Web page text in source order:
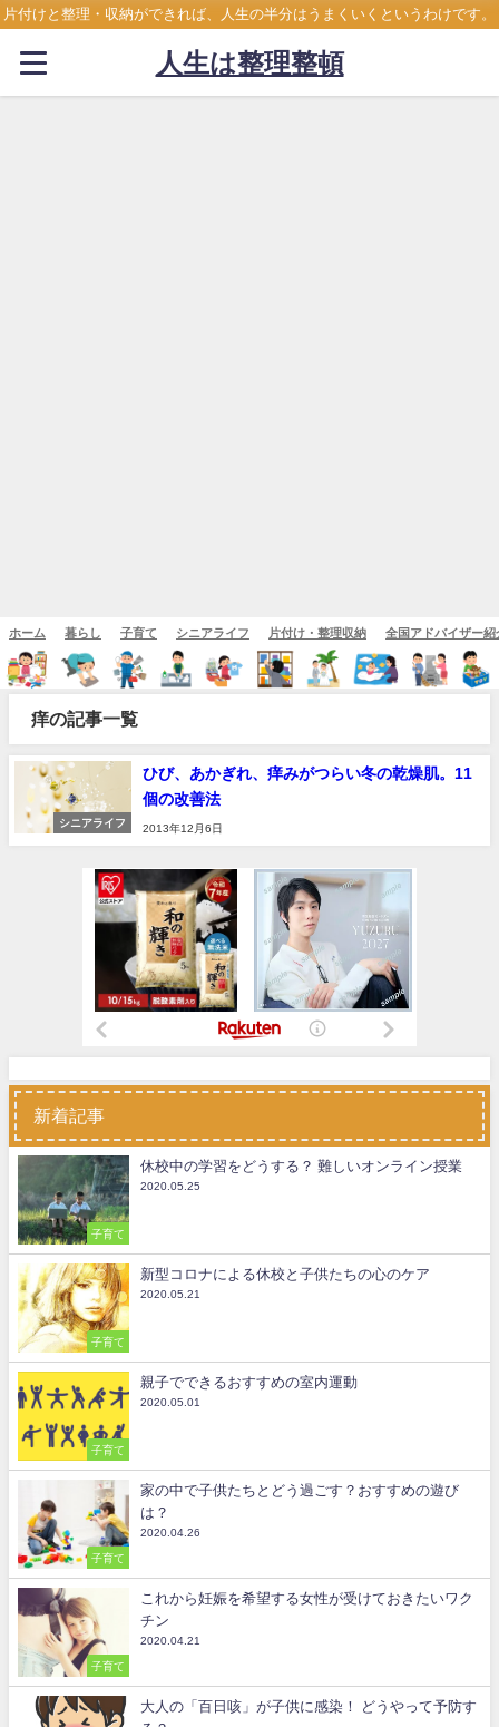
片付けと整理・収納ができれば、人生の半分はうまくいくというわけです。
人生は整理整頓
ホーム 暮らし 子育て シニアライフ 片付け・整理収納 全国アドバイザー紹
痒の記事一覧
シニアライフ
ひび、あかぎれ、痒みがつらい冬の乾燥肌。11
個の改善法
2013年12月6日
新着記事
子育て
休校中の学習をどうする？ 難しいオンライン授業
2020.05.25
子育て
新型コロナによる休校と子供たちの心のケア
2020.05.21
子育て
親子でできるおすすめの室内運動
2020.05.01
子育て
家の中で子供たちとどう過ごす？おすすめの遊び
は？
2020.04.26
子育て
これから妊娠を希望する女性が受けておきたいワク
チン
2020.04.21
大人の「百日咳」が子供に感染！ どうやって予防す